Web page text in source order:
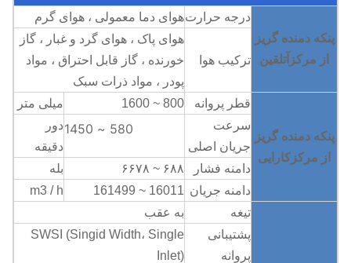
پنکه دمنده گریز
از مرکز آتلقین
درجه حرارتهوای دما معمولی ، هوای گرم
ترکیب هوا
هوای پاک ، هوای گرد و غبار ، گاز
خورنده ، گاز قابل احتراق ، مواد
پودر ، مواد ذرات سبک
پنکه دمنده گریز
از مرکز کارایی
قطر پروانه 800 ~ 1600
میلی متر
سرعت
جریان اصلی
580 ~ 1450
دور
دقیقه
دامنه فشار
۶۸۸ ~ ۶۶۷۸
بله
دامنه جریان 16011 ~ 161499
m3 / h
تیغه
به عقب
پشتیبانی
پروانه
SWSI (Singid Width، Single
Inlet)